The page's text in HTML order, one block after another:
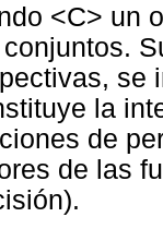
<C> un
conjuntos.
se
la
de
de las